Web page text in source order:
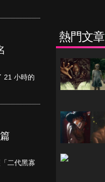
21 小時的
二代黑寡
熱門文章